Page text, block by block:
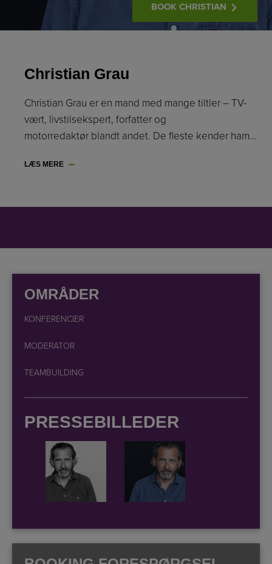
Christian Grau
Christian Grau er en mand med mange tiltler – TV-
vært, livstilsekspert, forfatter og
motorredaktør blandt andet. De fleste kender ham…
LÆS MERE
BOOK CHRISTIAN
OMRÅDER
KONFERENCIER
MODERATOR
TEAMBUILDING
PRESSEBILLEDER